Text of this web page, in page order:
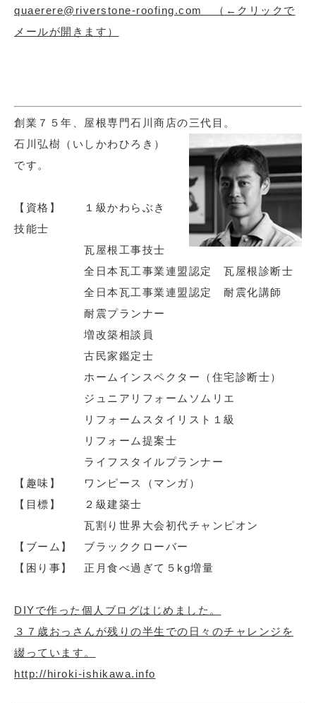
quaerere@riverstone-roofing.com （←クリックで
メールが開きます）
創業７５年、屋根専門石川商店の三代目。
石川弘樹（いしかわひろき）
です。
【資格】 １級かわらぶき
技能士
瓦屋根工事技士
全日本瓦工事業連盟認定 瓦屋根診断士
全日本瓦工事業連盟認定 耐震化講師
耐震プランナー
増改築相談員
古民家鑑定士
ホームインスペクター（住宅診断士）
ジュニアリフォームソムリエ
リフォームスタイリスト１級
リフォーム提案士
ライフスタイルプランナー
【趣味】 ワンピース（マンガ）
【目標】 ２級建築士
瓦割り世界大会初代チャンピオン
【ブーム】 ブラッククローバー
【困り事】 正月食べ過ぎて５kg増量
DIYで作った個人ブログはじめました。
３７歳おっさんが残りの半生での日々のチャレンジを
綴っています。
http://hiroki-ishikawa.info